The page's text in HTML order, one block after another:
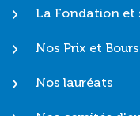
La Fondation et
Nos Prix et
Nos lauréats